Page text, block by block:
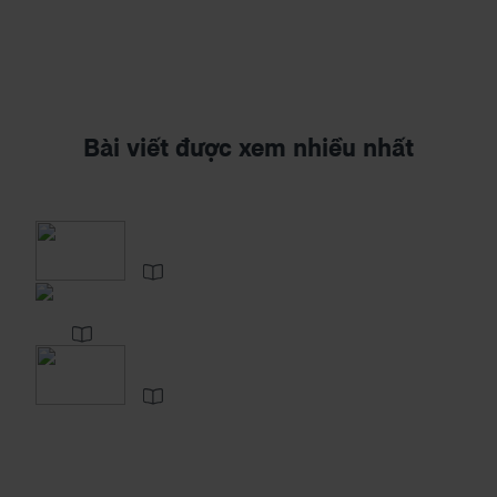
Bài viết được xem nhiều nhất